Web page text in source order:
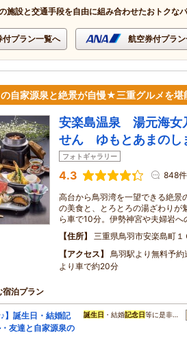
施設と交通手段を自由に組み合わせたおトクな
付プラン一覧へ 航空券付プラ
の自家源泉と絶景が自慢★三重グルメを堪
安楽島温泉 湯元海女
せん ゆもとあまのし
フォトギャラリー
4.3 848件
高台から鳥羽湾を一望できる絶景
の美食と、とろとろの湯ざわりが
ら車で10分。伊勢神宮や夫婦岩
住所
三重県鳥羽市安楽島町
アクセス
鳥羽駅より無料予
より車で約20分
宿泊プラン
】誕生日・結婚記
友達と自家源泉の
誕生日 ・結婚記念日等に是非…